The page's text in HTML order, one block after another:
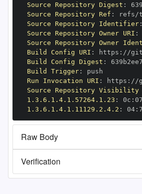
Source Repository Digest :
Source Repository Ref :
Source Repository Identifier:
Source Repository Owner URI :
Source Repository Owner
Build Config URI : https : //
Build Config Digest :
Build Trigger:
Run Invocation URI : https :
Source Repository Visibility
1.3.6.1.4.1.57264.1.23 : 0c : 07
1.3.6.1.4.1.11129.2.4.2 : 04:
Raw Body
Verification